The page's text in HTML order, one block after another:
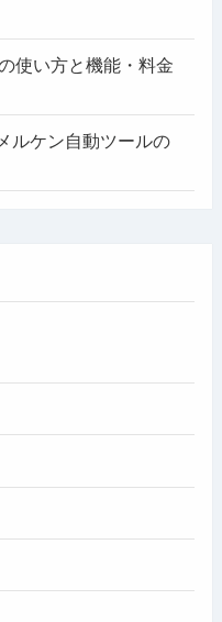
使い方と機能・料金
ルケン自動ツールの